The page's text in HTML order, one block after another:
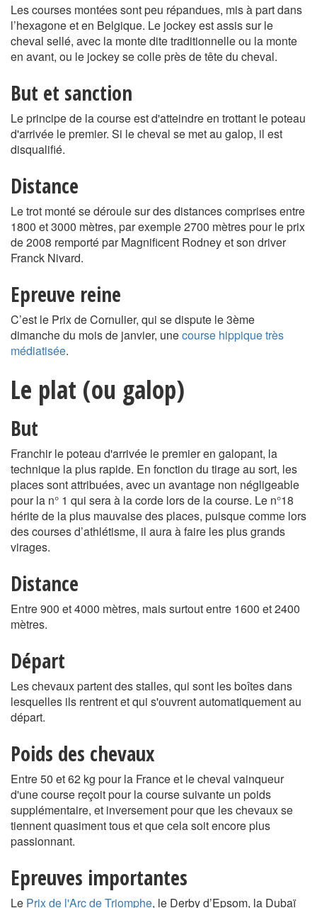
Les courses montées sont peu répandues, mis à part dans
l’hexagone et en Belgique. Le jockey est assis sur le
cheval sellé, avec la monte dite traditionnelle ou la monte
en avant, ou le jockey se colle près de tête du cheval.
But et sanction
Le principe de la course est d'atteindre en trottant le poteau
d'arrivée le premier. Si le cheval se met au galop, il est
disqualifié.
Distance
Le trot monté se déroule sur des distances comprises entre
1800 et 3000 mètres, par exemple 2700 mètres pour le prix
de 2008 remporté par Magnificent Rodney et son driver
Franck Nivard.
Epreuve reine
C’est le Prix de Cornulier, qui se dispute le 3ème
dimanche du mois de janvier, unecourse hippique très
médiatisée.
Le plat (ou galop)
But
Franchir le poteau d'arrivée le premier en galopant, la
technique la plus rapide. En fonction du tirage au sort, les
places sont attribuées, avec un avantage non négligeable
pour la n° 1 qui sera à la corde lors de la course. Le n°18
hérite de la plus mauvaise des places, puisque comme lors
des courses d’athlétisme, il aura à faire les plus grands
virages.
Distance
Entre 900 et 4000 mètres, mais surtout entre 1600 et 2400
mètres.
Départ
Les chevaux partent des stalles, qui sont les boîtes dans
lesquelles ils rentrent et qui s'ouvrent automatiquement au
départ.
Poids des chevaux
Entre 50 et 62 kg pour la France et le cheval vainqueur
d'une course reçoit pour la course suivante un poids
supplémentaire, et inversement pour que les chevaux se
tiennent quasiment tous et que cela soit encore plus
passionnant.
Epreuves importantes
Le Prix de l'Arc de Triomphe, le Derby d’Epsom, la Dubaï